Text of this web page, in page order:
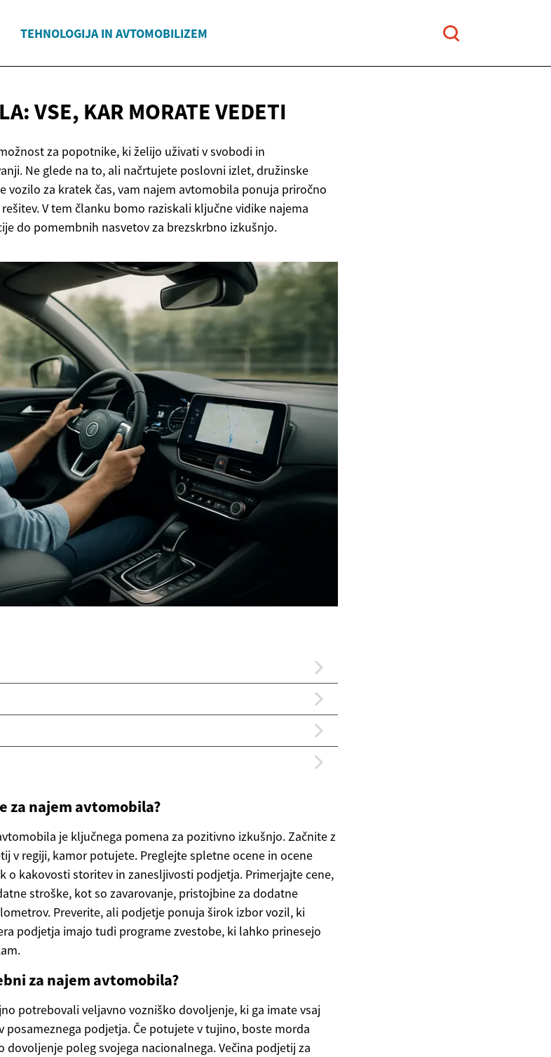
TEHNOLOGIJA IN AVTOMOBILIZEM
VSE, KAR MORATE VEDETI
za popotnike, ki želijo uživati v svobodi in
Ne glede na to, ali načrtujete poslovni izlet, družinske
za kratek čas, vam najem avtomobila ponuja priročno
V tem članku bomo raziskali ključne vidike najema
do pomembnih nasvetov za brezskrbno izkušnjo.
za najem avtomobila?
je ključnega pomena za pozitivno izkušnjo. Začnite z
v regiji, kamor potujete. Preglejte spletne ocene in ocene
o kakovosti storitev in zanesljivosti podjetja. Primerjajte cene,
stroške, kot so zavarovanje, pristojbine za dodatne
Preverite, ali podjetje ponuja širok izbor vozil, ki
podjetja imajo tudi programe zvestobe, ki lahko prinesejo
za najem avtomobila?
potrebovali veljavno vozniško dovoljenje, ki ga imate vsaj
posameznega podjetja. Če potujete v tujino, boste morda
poleg svojega nacionalnega. Večina podjetij za